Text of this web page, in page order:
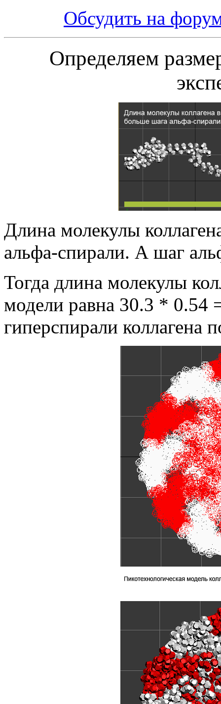
Обсудить на
Определяем
Длина молекулы
альфа-спирали. А шаг
Тогда длина молекулы
модели равна 30.3 *
гиперспирали коллагена